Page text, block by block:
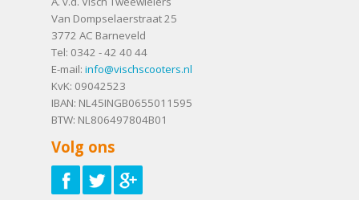
Van Dompselaerstraat 25
3772 AC Barneveld
Tel: 0342 - 42 40 44
E-mail: info@vischscooters.nl
KvK: 09042523
IBAN: NL45INGB0655011595
BTW: NL806497804B01
Volg ons